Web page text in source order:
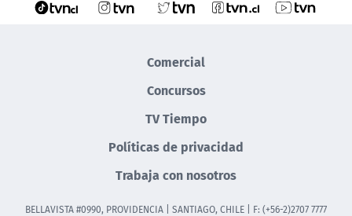
CANAL DE DENUNCIAS
Comercial
Concursos
TV Tiempo
Políticas de privacidad
Trabaja con nosotros
BELLAVISTA #0990, PROVIDENCIA | SANTIAGO, CHILE | F: (+56-2)2707 7777